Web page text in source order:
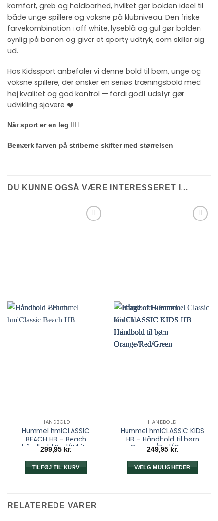
komfort, greb og holdbarhed, hvilket gør bolden ideel til
både unge spillere og voksne på klubniveau. Den friske
farvekombination i off white, lyseblå og gul gør bolden
synlig på banen og giver et sporty udtryk, som skiller sig
ud.
Hos Kidssport anbefaler vi denne bold til børn, unge og
voksne spillere, der ønsker en seriøs træningsbold med
høj kvalitet og god kontrol — fordi godt udstyr gør
udvikling sjovere ❤️
Når sport er en leg 🤾‍♀️
Bemærk farven på striberne skifter med størrelsen
DU KUNNE OGSÅ VÆRE INTERESSERET I…
HÅNDBOLD
Hummel hmlCLASSIC
BEACH HB – Beach
håndbold Red/White
299,95 kr.
TILFØJ TIL KURV
HÅNDBOLD
Hummel hmlCLASSIC KIDS
HB – Håndbold til børn
Orange/Red/Green
249,95 kr.
VÆLG MULIGHEDER
RELATEREDE VARER